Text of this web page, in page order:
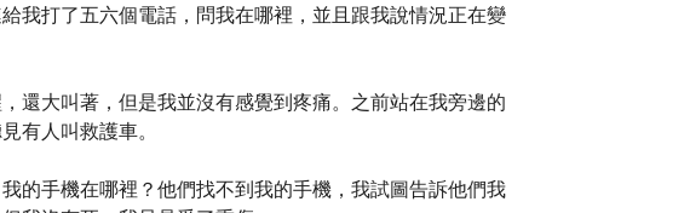
我打了五六個電話，問我在哪裡，並且跟我說情況正在變
還大叫著，但是我並沒有感覺到疼痛。之前站在我旁邊的
有人叫救護車。
的手機在哪裡？他們找不到我的手機，我試圖告訴他們我